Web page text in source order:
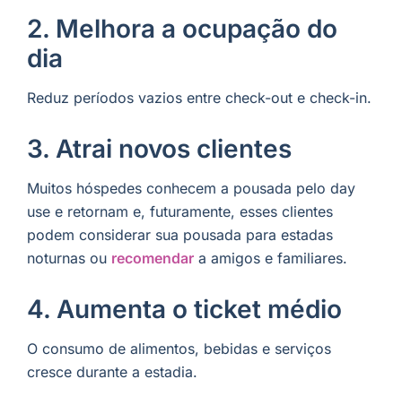
2. Melhora a ocupação do
dia
Reduz períodos vazios entre check-out e check-in.
3. Atrai novos clientes
Muitos hóspedes conhecem a pousada pelo day
use e retornam e, futuramente, esses clientes
podem considerar sua pousada para estadas
noturnas ou recomendar a amigos e familiares.
4. Aumenta o ticket médio
O consumo de alimentos, bebidas e serviços
cresce durante a estadia.